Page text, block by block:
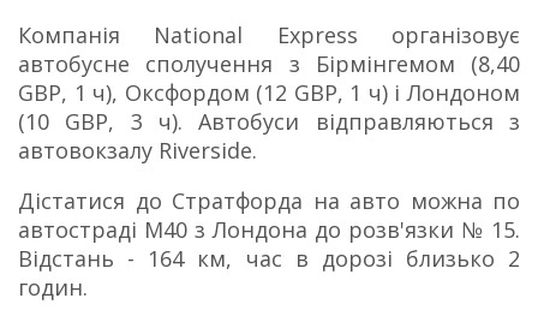
Компанія National Express організовує
автобусне сполучення з Бірмінгемом (8,40
GBP, 1 ч), Оксфордом (12 GBP, 1 ч) і Лондоном
(10 GBP, 3 ч).Автобуси відправляються з
автовокзалу Riverside.
Дістатися до Стратфорда на авто можна по
автостраді M40 з Лондона до розв'язки № 15.
Відстань - 164 км, час в дорозі близько 2
годин.